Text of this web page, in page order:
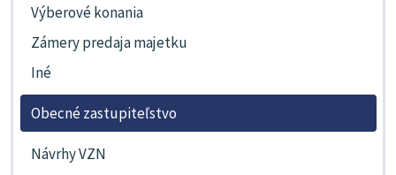
Výberové konania
Zámery predaja majetku
Iné
Obecné zastupiteľstvo
Návrhy VZN